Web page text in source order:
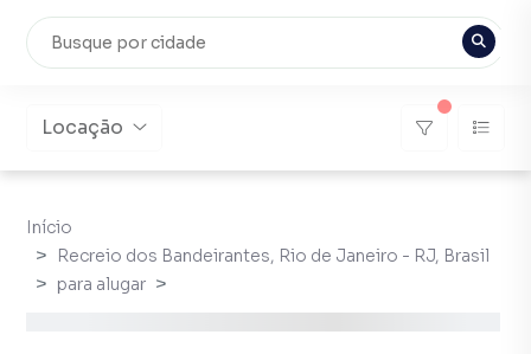
Locação
Início
Recreio dos Bandeirantes, Rio de Janeiro - RJ, Brasil
para alugar